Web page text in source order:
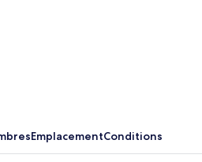
EmplacementConditions